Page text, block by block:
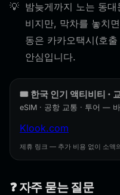
밤늦게까지 노는 동
비지만, 막차를 놓치
동은 카카오택시(호
안심입니다.
🎟️ 한국 인기 액티비티 ·
eSIM · 공항 교통 · 투어 —
Klook.com
제휴 링크 — 추가 비용 없이 소액
❓ 자주 묻는 질문